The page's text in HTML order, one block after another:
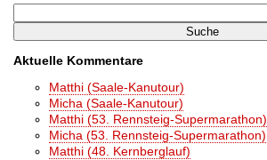
Aktuelle Kommentare
Matthi (Saale-Kanutour)
Micha (Saale-Kanutour)
Matthi (53. Rennsteig-Supermarathon)
Micha (53. Rennsteig-Supermarathon)
Matthi (48. Kernberglauf)